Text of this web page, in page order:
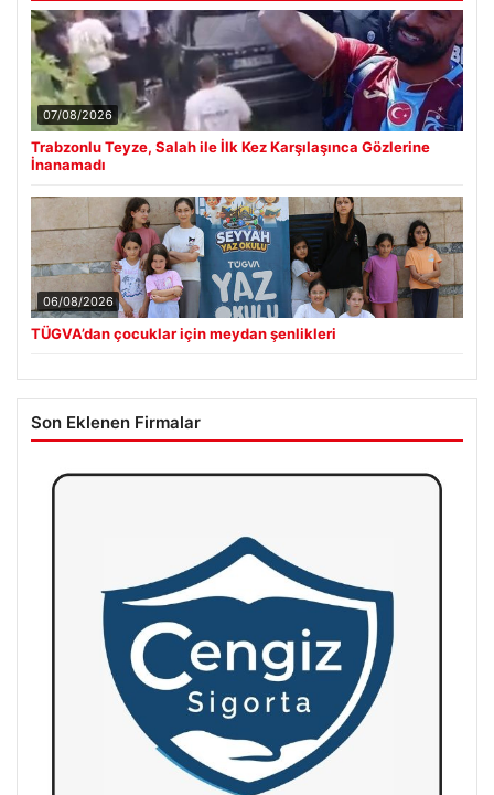
07/08/2026
Trabzonlu Teyze, Salah ile İlk Kez Karşılaşınca Gözlerine
İnanamadı
06/08/2026
TÜGVA’dan çocuklar için meydan şenlikleri
Son Eklenen Firmalar